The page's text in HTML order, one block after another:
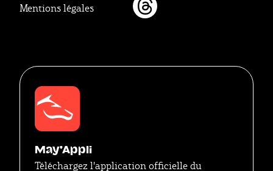
Mentions légales
May'Appli
Téléchargez l'application officielle du